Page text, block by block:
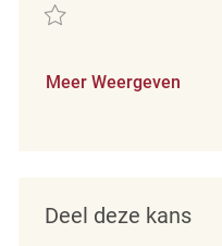
Redden Retail Department
Meer Weergeven
Deel deze kans